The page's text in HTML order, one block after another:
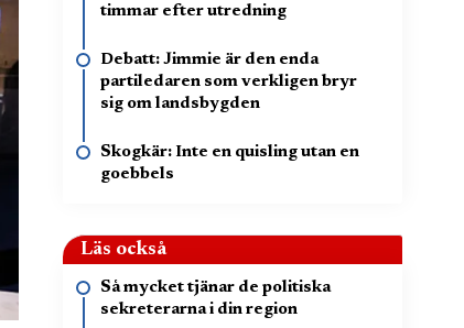
timmar efter utredning
Debatt: Jimmie är den enda
partiledaren som verkligen bryr
sig om landsbygden
Skogkär: Inte en quisling utan en
goebbels
Läs också
Så mycket tjänar de politiska
sekreterarna i din region